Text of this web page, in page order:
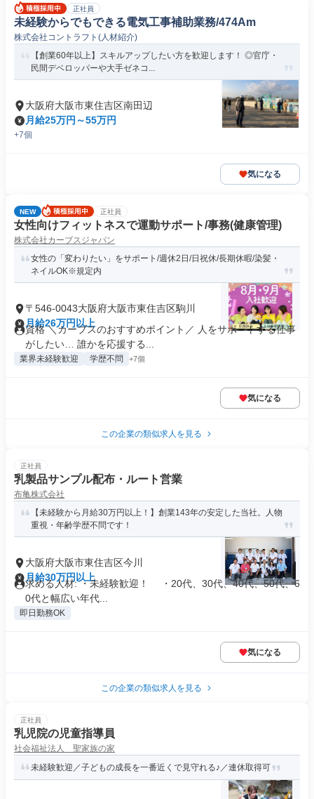
正社員
未経験からでもできる電気工事補助業務/474Am
株式会社コントラフト(人材紹介)
【創業60年以上】スキルアップしたい方を歓迎します！ ◎官庁・
民間デベロッパーや大手ゼネコ...
大阪府大阪市東住吉区南田辺
月給25万円～55万円
+7個
気になる
NEW 正社員
女性向けフィットネスで運動サポート/事務(健康管理)
株式会社カーブスジャパン
女性の「変わりたい」をサポート/週休2日/日祝休/長期休暇/染髪・
ネイルOK※規定内
〒546-0043大阪府大阪市東住吉区駒川
月給26万円以上
資格 ＼カーブスのおすすめポイント／ 人をサポートする仕事
がしたい… 誰かを応援する...
業界未経験歓迎 学歴不問 +7個
気になる
この企業の類似求人を見る
正社員
乳製品サンプル配布・ルート営業
布亀株式会社
【未経験から月給30万円以上！】創業143年の安定した当社。人物
重視・年齢学歴不問です！
大阪府大阪市東住吉区今川
月給30万円以上
求める人材: ・未経験歓迎！ ・20代、30代、40代、50代、6
0代と幅広い年代...
即日勤務OK
気になる
この企業の類似求人を見る
正社員
乳児院の児童指導員
社会福祉法人 聖家族の家
未経験歓迎／子どもの成長を一番近くで見守れる♪／連休取得可